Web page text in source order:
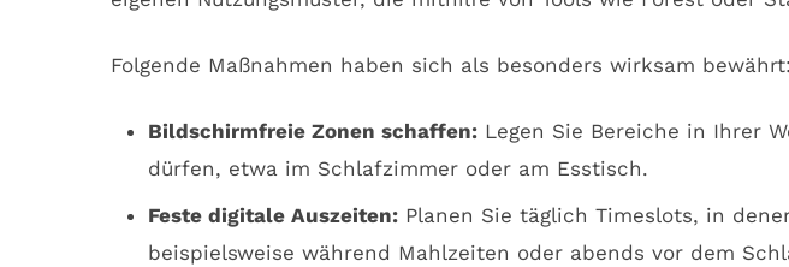
Folgende Maßnahmen haben sich als besonders wirksam bewährt:
Bildschirmfreie Zonen schaffen:Legen Sie Bereiche in Ihrer
dürfen, etwa im Schlafzimmer oder am Esstisch.
Feste digitale Auszeiten:Planen Sie täglich Timeslots, in
beispielsweise während Mahlzeiten oder abends vor dem